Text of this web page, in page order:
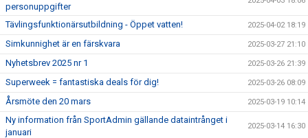
personuppgifter
Tävlingsfunktionärsutbildning - Öppet vatten! 2025-04-02 18:19
Simkunnighet är en färskvara 2025-03-27 21:10
Nyhetsbrev 2025 nr 1 2025-03-26 21:39
Superweek = fantastiska deals för dig! 2025-03-26 08:09
Årsmöte den 20 mars 2025-03-19 10:14
Ny information från SportAdmin gällande dataintrånget i
januari
2025-03-14 16:30